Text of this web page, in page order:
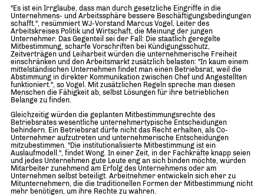
"Es ist ein Irrglaube, dass man durch gesetzliche Eingriffe in die
Unternehmens- und Arbeitssphäre bessere Beschäftigungsbedingungen
schafft.", resümmiert WJ-Vorstand Marcus Vogel, Leiter des
Arbeitskreises Politik und Wirtschaft, die Meinung der jungen
Unternehmer. Das Gegenteil sei der Fall: Die staatlich geregelte
Mitbestimmung, scharfe Vorschriften bei Kündigungsschutz,
Zeitverträgen und Leiharbeit würden die unternehmerische Freiheit
einschränken und den Arbeitsmarkt zusätzlich belasten: "In kaum einem
mittelständischen Unternehmen findet man einen Betriebsrat, weil die
Abstimmung in direkter Kommunikation zwischen Chef und Angestellten
funktioniert.", so Vogel. Mit zusätzlichen Regeln spreche man diesen
Menschen die Fähigkeit ab, selbst Lösungen für ihre betrieblichen
Belange zu finden.
Gleichzeitig würden die geplanten Mitbestimmungsrechte des
Betriebsrates wesentliche unternehmertypische Entscheidungen
behindern. Ein Betriebsrat dürfe nicht das Recht erhalten, als Co-
Unternehmer aufzutreten und unternehmerische Entscheidungen
mitzubestimmen. "Die institutionalisierte Mitbestimmung ist ein
Auslaufmodell.", findet Wong. In einer Zeit, in der Fachkräfte knapp seien
und jedes Unternehmen gute Leute eng an sich binden möchte, würden
Mitarbeiter zunehmend am Erfolg des Unternehmens oder am
Unternehmen selbst beteiligt. Arbeitnehmer entwickeln sich eher zu
Mitunternehmern, die die traditionellen Formen der Mitbestimmung nicht
mehr benötigen, um ihre Rechte zu wahren.